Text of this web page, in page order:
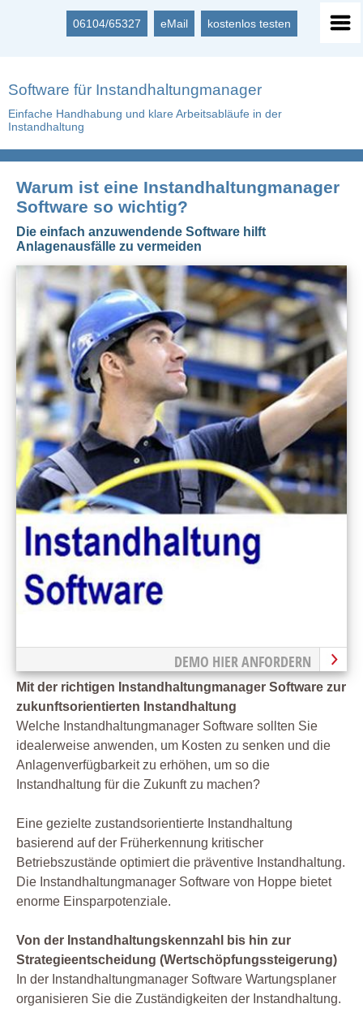
06104/65327 eMail kostenlos testen
Software für Instandhaltungmanager
Einfache Handhabung und klare Arbeitsabläufe in der
Instandhaltung
Warum ist eine Instandhaltungmanager
Software so wichtig?
Die einfach anzuwendende Software hilft
Anlagenausfälle zu vermeiden
DEMO HIER ANFORDERN
Mit der richtigen Instandhaltungmanager Software zur
zukunftsorientierten Instandhaltung
Welche Instandhaltungmanager Software sollten Sie
idealerweise anwenden, um Kosten zu senken und die
Anlagenverfügbarkeit zu erhöhen, um so die
Instandhaltung für die Zukunft zu machen?
Eine gezielte zustandsorientierte Instandhaltung
basierend auf der Früherkennung kritischer
Betriebszustände optimiert die präventive Instandhaltung.
Die Instandhaltungmanager Software von Hoppe bietet
enorme Einsparpotenziale.
Von der Instandhaltungskennzahl bis hin zur
Strategieentscheidung (Wertschöpfungssteigerung)
In der Instandhaltungmanager Software Wartungsplaner
organisieren Sie die Zuständigkeiten der Instandhaltung.